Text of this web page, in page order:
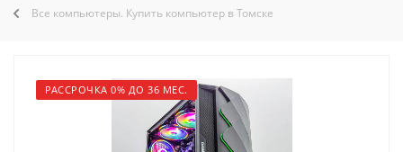
Все компьютеры. Купить компьютер в Томске
РАССРОЧКА 0% ДО 36 МЕС.